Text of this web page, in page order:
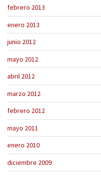
febrero 2013
enero 2013
junio 2012
mayo 2012
abril 2012
marzo 2012
febrero 2012
mayo 2011
enero 2010
diciembre 2009